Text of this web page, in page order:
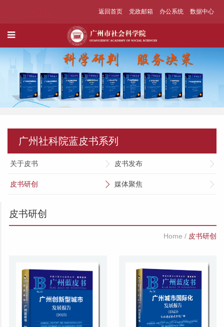
返回首页 党政邮箱 办公系统 数据中心
广州社科院蓝皮书系列
关于皮书 皮书发布
皮书研创 媒体聚焦
皮书研创
Home / 皮书研创